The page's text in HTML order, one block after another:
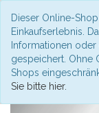
Dieser Online-
Einkaufserlebnis.
Informationen
gespeichert. Ohne
Shops
Sie bitte hier.